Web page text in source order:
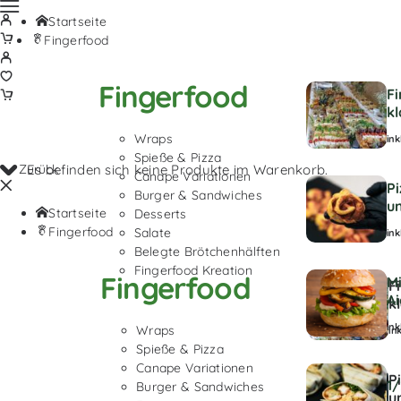
Es befinden sich keine Produkte im Warenkorb.
Zurück
Startseite
Fingerfood
Fingerfood
Wraps
Spieße & Pizza
Canape Variationen
Burger & Sandwiches
Startseite
Fingerfood
Fingerfood
Wraps
Spieße & Pizza
Canape Variationen
Burger & Sandwiches
Desserts
Salate
Belegte Brötchenhälften
Fingerfood Kreation